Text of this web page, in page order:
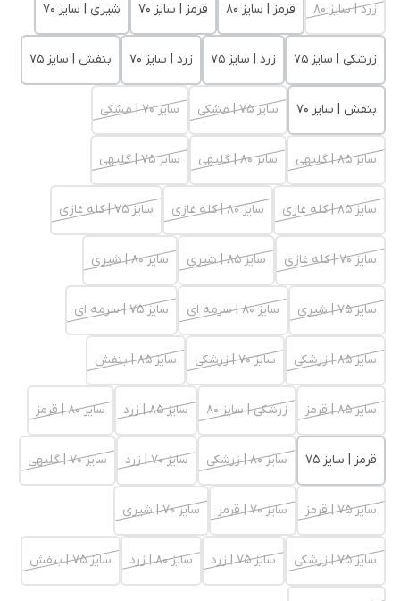
زرد | سایز 80 قرمز | سایز 80 قرمز | سایز 70 شیری | سایز 70
زرشکی | سایز 75 زرد | سایز 75 زرد | سایز 70 بنفش | سایز 75
بنفش | سایز 70 سایز 75 | مشکی سایز 70 | مشکی
سایز 85 | گلبهی سایز 80 | گلبهی سایز 75 | گلبهی
سایز 85 | کله غازی سایز 80 | کله غازی سایز 75 | کله غازی
سایز 70 | کله غازی سایز 85 | شیری سایز 80 | شیری
سایز 75 | شیری سایز 80 | سرمه ای سایز 75 | سرمه ای
سایز 85 | زرشکی سایز 70 | زرشکی سایز 85 | بنفش
سایز 85 | قرمز زرشکی | سایز 80 سایز 85 | زرد سایز 80 | قرمز
قرمز | سایز 75 سایز 80 | زرشکی سایز 70 | زرد سایز 70 | گلبهی
سایز 75 | قرمز سایز 70 | قرمز سایز 70 | شیری
سایز 75 | زرشکی سایز 75 | زرد سایز 80 | زرد سایز 75 | بنفش